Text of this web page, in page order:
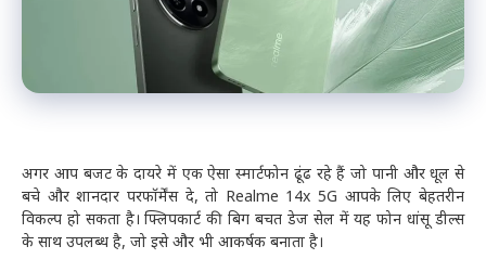
अगर आप बजट के दायरे में एक ऐसा स्मार्टफोन ढूंढ रहे हैं जो पानी और धूल से
बचे और शानदार परफॉर्मेंस दे, तो Realme 14x 5G आपके लिए बेहतरीन
विकल्प हो सकता है। फ्लिपकार्ट की बिग बचत डेज सेल में यह फोन धांसू डील्स
के साथ उपलब्ध है, जो इसे और भी आकर्षक बनाता है।